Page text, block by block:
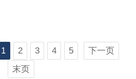
1 2 3 4 5
下一页
末页